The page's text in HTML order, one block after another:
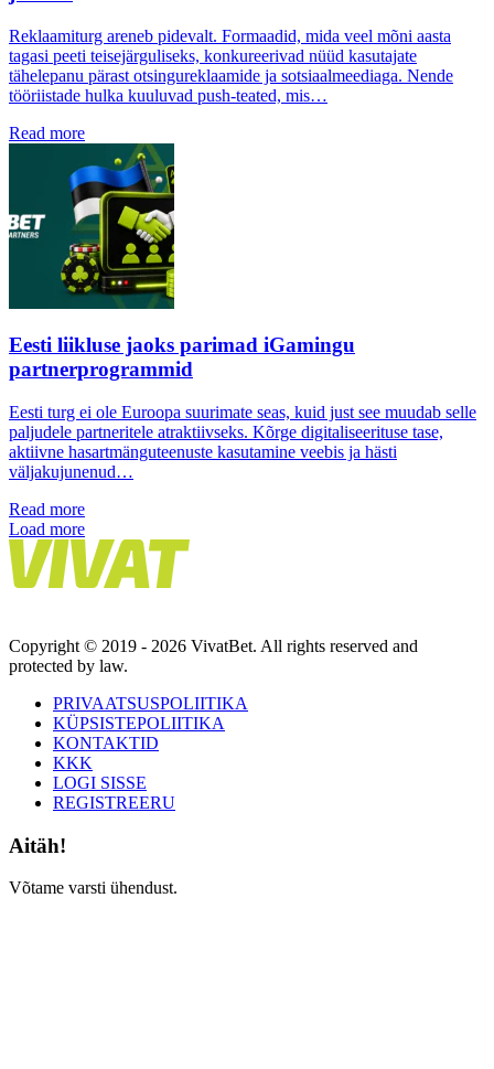
Reklaamiturg areneb pidevalt. Formaadid, mida veel mõni aasta
tagasi peeti teisejärguliseks, konkureerivad nüüd kasutajate
tähelepanu pärast otsingureklaamide ja sotsiaalmeediaga. Nende
tööriistade hulka kuuluvad push-teated, mis…
Read more
Eesti liikluse jaoks parimad iGamingu
partnerprogrammid
Eesti turg ei ole Euroopa suurimate seas, kuid just see muudab selle
paljudele partneritele atraktiivseks. Kõrge digitaliseerituse tase,
aktiivne hasartmänguteenuste kasutamine veebis ja hästi
väljakujunenud…
Read more
Load more
Copyright © 2019 - 2026 VivatBet. All rights reserved and
protected by law.
PRIVAATSUSPOLIITIKA
KÜPSISTEPOLIITIKA
KONTAKTID
KKK
LOGI SISSE
REGISTREERU
Aitäh!
Võtame varsti ühendust.